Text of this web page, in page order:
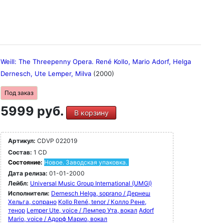
Weill: The Threepenny Opera. René Kollo, Mario Adorf, Helga
Dernesch, Ute Lemper, Milva (2000)
Под заказ
5999 руб. В корзину
Артикул: CDVP 022019
Состав: 1 CD
Состояние: Новое. Заводская упаковка.
Дата релиза: 01-01-2000
Лейбл: Universal Music Group International (UMGI)
Исполнители: Dernesch Helga, soprano / Дернеш
Хельга, сопрано Kollo René, tenor / Колло Рене,
тенор Lemper Ute, voice / Лемпер Ута, вокал Adorf
Mario, voice / Адорф Марио, вокал